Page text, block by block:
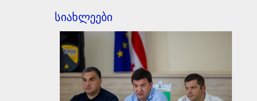
სიახლეები